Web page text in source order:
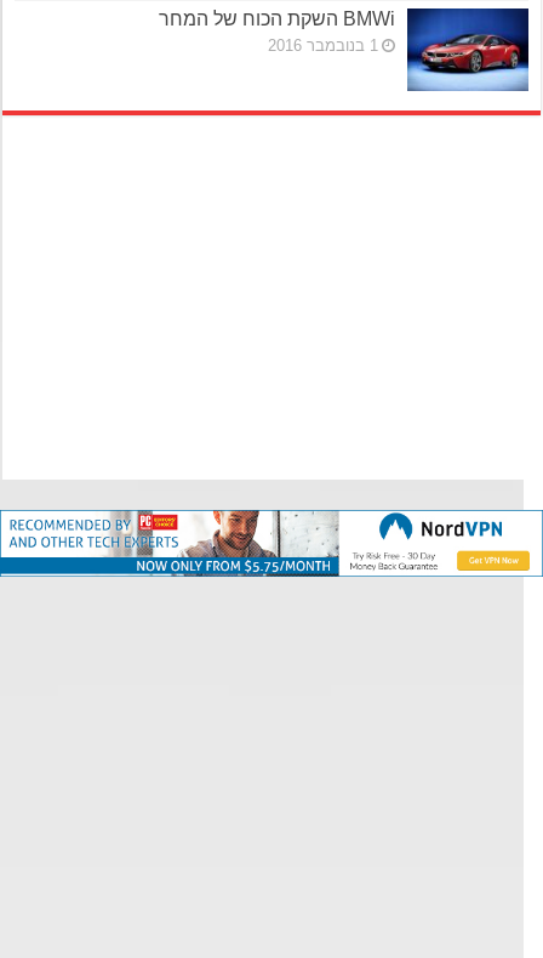
BMWi השקת הכוח של המחר
1 בנובמבר 2016